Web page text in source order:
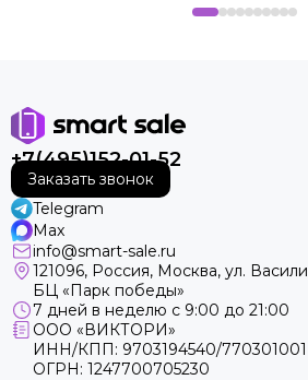
+7(495)152-01-52
Заказать звонок
Telegram
Max
info@smart-sale.ru
121096, Россия, Москва, ул.
БЦ «Парк победы»
7 дней в неделю с 9:00 до 21:00
ООО «ВИКТОРИ»
ИНН/КПП: 9703194540/770301001
ОГРН: 1247700705230